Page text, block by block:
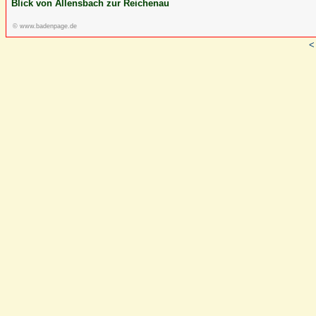
Blick von Allensbach zur Reichenau
© www.badenpage.de
<